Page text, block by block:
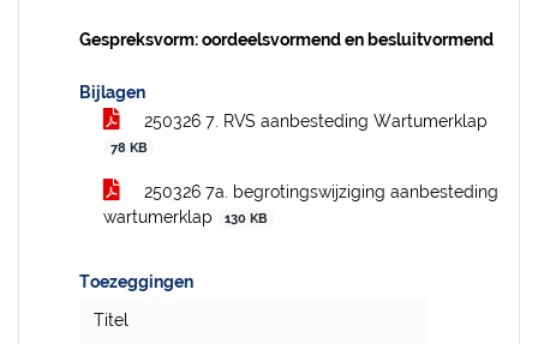
Gespreksvorm: oordeelsvormend en besluitvormend
Bijlagen
250326 7. RVS aanbesteding Wartumerklap
78 KB
250326 7a. begrotingswijziging aanbesteding
wartumerklap
130 KB
Toezeggingen
Titel